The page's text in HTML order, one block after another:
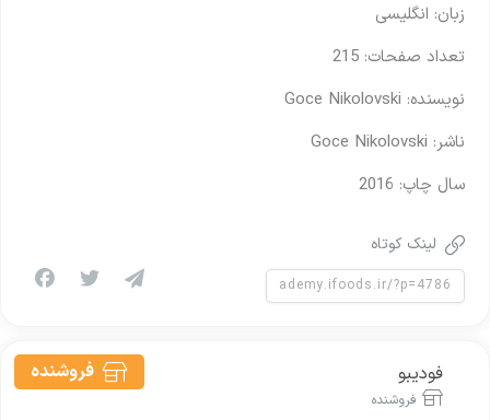
زبان: انگلیسی
تعداد صفحات: 215
نویسنده: Goce Nikolovski
ناشر: Goce Nikolovski
سال چاپ: 2016
لینک کوتاه
فروشنده فودیبو
فروشنده